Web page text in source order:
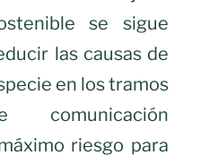
se sigue
las causas de
en los tramos
riesgo para